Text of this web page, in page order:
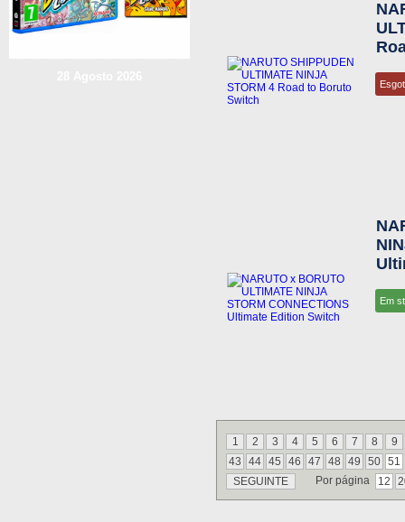
Em
1 2 3 4 5 6 7 8
9
43
44 45 46 47 48 49 50 51
SEGUINTE
Por página 12